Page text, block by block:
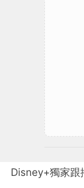
Disney+獨家跟